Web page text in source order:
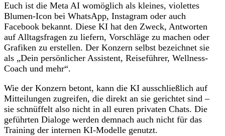
Euch ist die Meta AI womöglich als kleines, violettes
Blumen-Icon bei WhatsApp, Instagram oder auch
Facebook bekannt. Diese KI hat den Zweck, Antworten
auf Alltagsfragen zu liefern, Vorschläge zu machen oder
Grafiken zu erstellen. Der Konzern selbst bezeichnet sie
als „Dein persönlicher Assistent, Reiseführer, Wellness-
Coach und mehr“.
Wie der Konzern betont, kann die KI ausschließlich auf
Mitteilungen zugreifen, die direkt an sie gerichtet sind –
sie schnüffelt also nicht in all euren privaten Chats. Die
geführten Dialoge werden demnach auch nicht für das
Training der internen KI-Modelle genutzt.